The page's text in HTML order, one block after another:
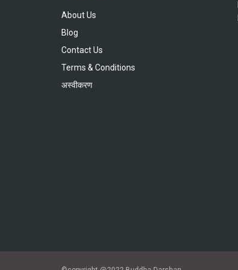
About Us
Blog
Contact Us
Terms & Conditions
अस्वीकरण